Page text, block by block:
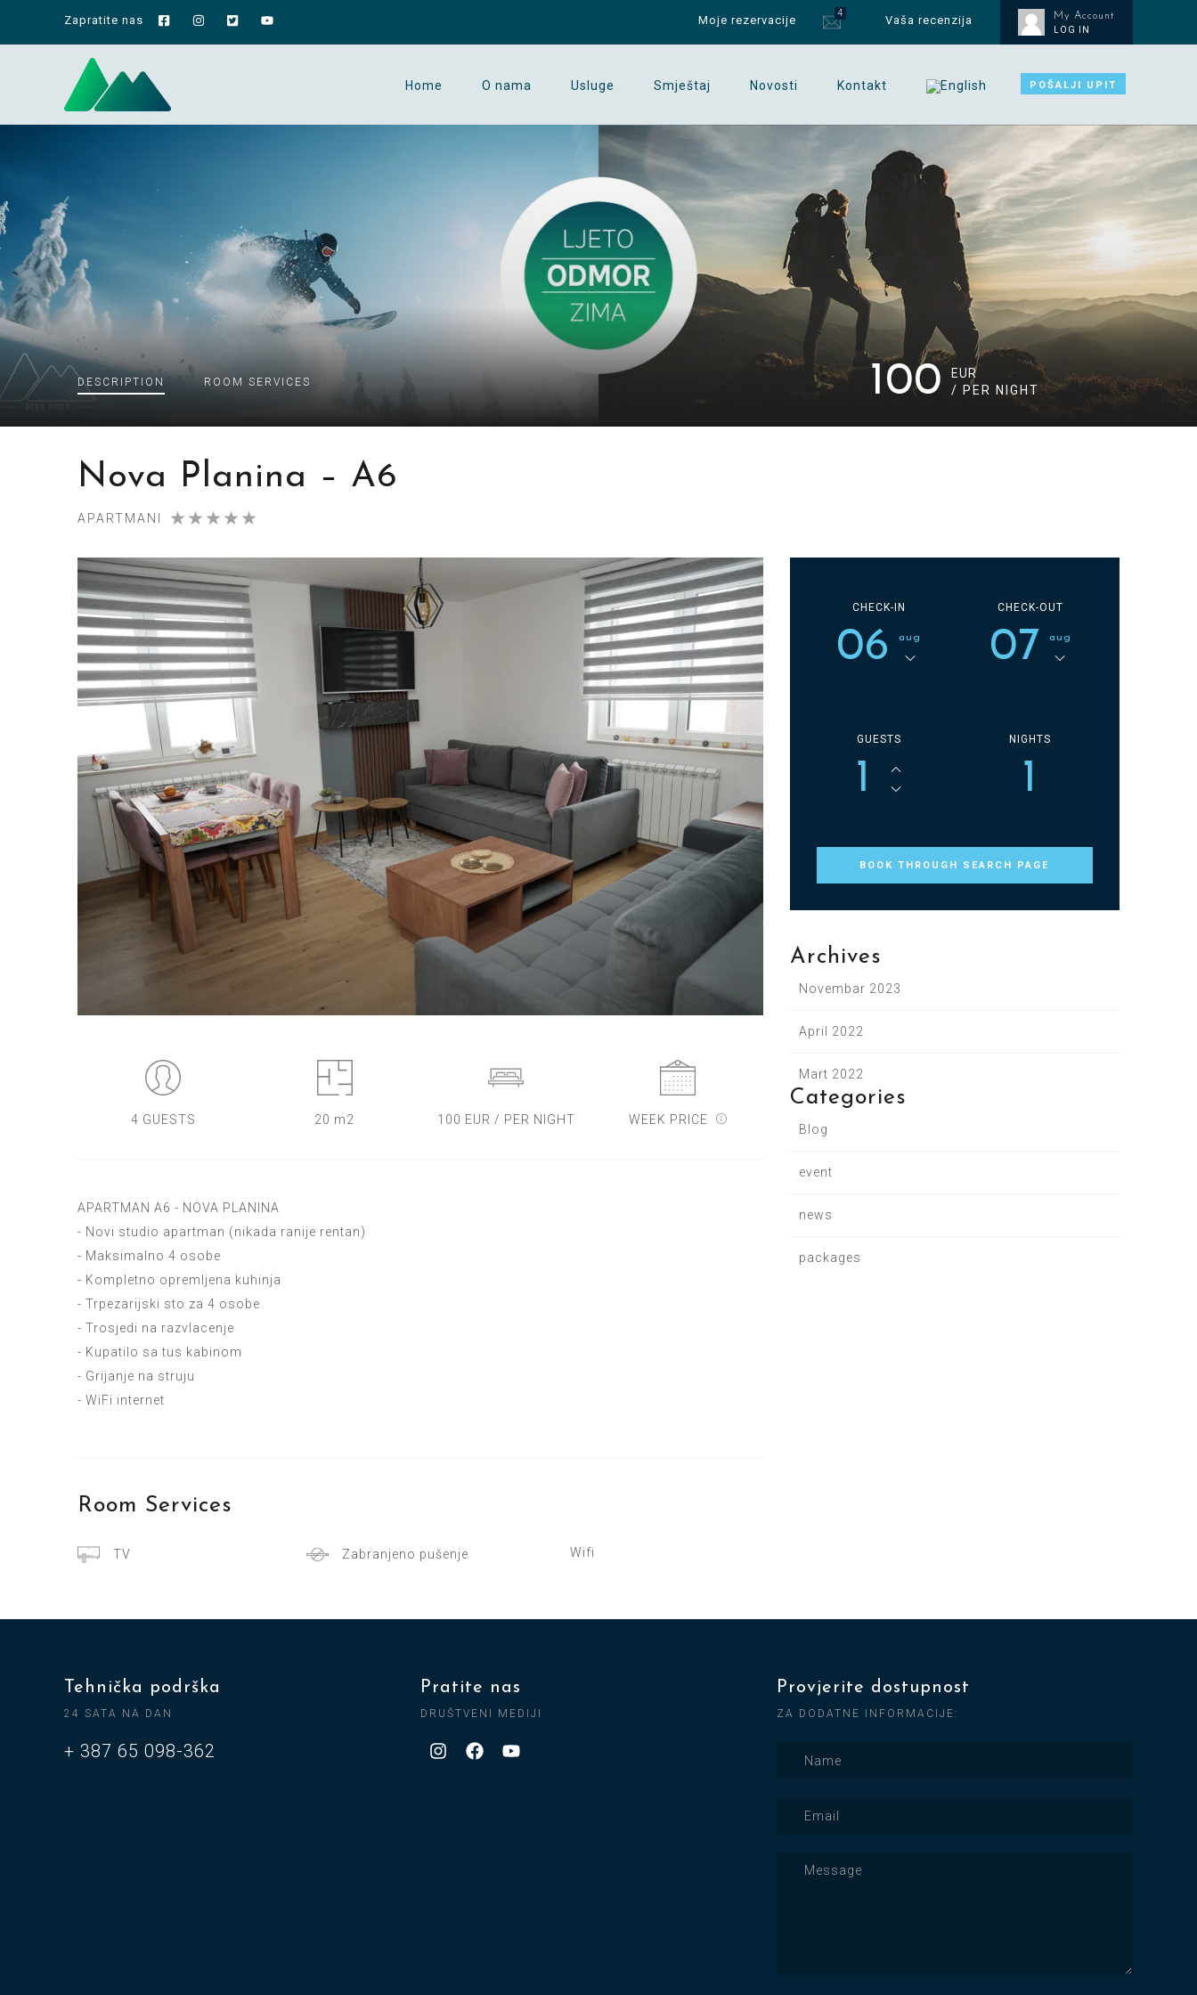
Zapratite nas Moje rezervacije
4
Vaša recenzija My Account
LOG IN
Home O nama Usluge Smještaj Novosti Kontakt POŠALJI UPIT
DESCRIPTION ROOM SERVICES 100
EUR
/ PER NIGHT
Nova Planina – A6
APARTMANI
4 GUESTS 20 m2 100 EUR / PER NIGHT WEEK PRICE
APARTMAN A6 - NOVA PLANINA
- Novi studio apartman (nikada ranije rentan)
- Maksimalno 4 osobe
- Kompletno opremljena kuhinja
- Trpezarijski sto za 4 osobe
- Trosjedi na razvlacenje
- Kupatilo sa tus kabinom
- Grijanje na struju
- WiFi internet
Room Services
TV Zabranjeno pušenje Wifi
CHECK-IN
06 aug
CHECK-OUT
07 aug
GUESTS
1
NIGHTS
1
BOOK THROUGH SEARCH PAGE
Archives
Novembar 2023
April 2022
Mart 2022
Categories
Blog
event
news
packages
Tehnička podrška
24 SATA NA DAN
+ 387 65 098-362
Pratite nas
DRUŠTVENI MEDIJI
Provjerite dostupnost
ZA DODATNE INFORMACIJE: